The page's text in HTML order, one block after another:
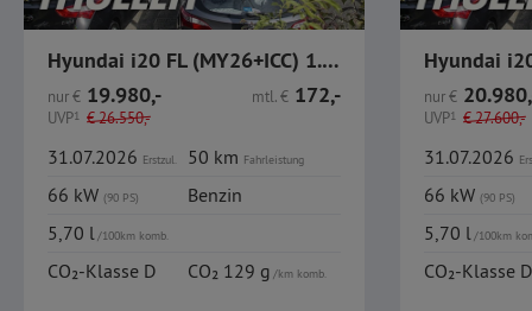
Hyundai i20 FL (MY26+ICC) 1.0 T-GDI Trend, Komfort-Paket
nur€ 19.980,-
UVP1 €26.550,-
mtl.€ 172,-
31.07.2026 Erstzul. 50 km Fahrleistung
66 kW (90 PS)
Benzin
5,70 l/100km komb.
CO₂-Klasse D CO₂ 129 g/km komb.
nur€
UVP1 €27.600,-
31.07.2026
66 kW (90 PS)
5,70 l/100km
CO₂-Klasse D